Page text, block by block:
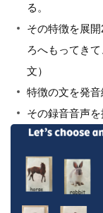
る。
その特徴を展
ろへもってき
文）
特徴の文を発音
その録音音声を